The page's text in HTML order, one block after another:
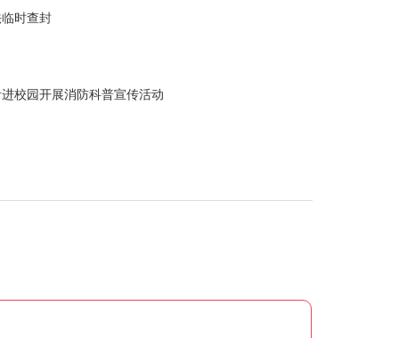
时查封
校园开展消防科普宣传活动